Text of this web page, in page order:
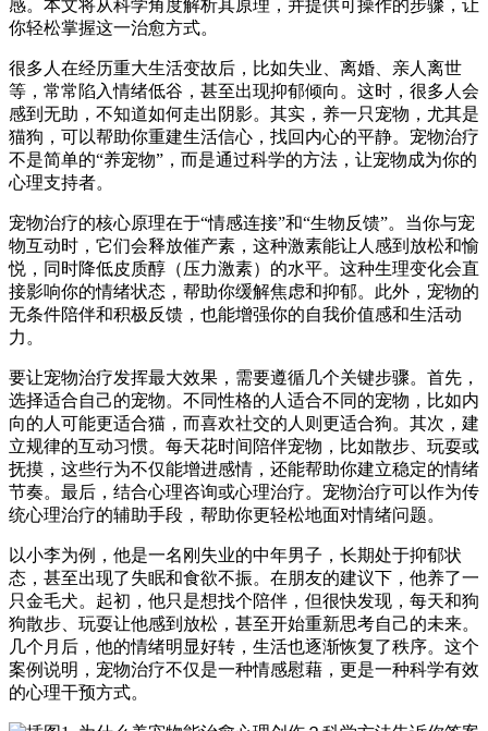
感。本文将从科学角度解析其原理，并提供可操作的步骤，让
你轻松掌握这一治愈方式。
很多人在经历重大生活变故后，比如失业、离婚、亲人离世
等，常常陷入情绪低谷，甚至出现抑郁倾向。这时，很多人会
感到无助，不知道如何走出阴影。其实，养一只宠物，尤其是
猫狗，可以帮助你重建生活信心，找回内心的平静。宠物治疗
不是简单的“养宠物”，而是通过科学的方法，让宠物成为你的
心理支持者。
宠物治疗的核心原理在于“情感连接”和“生物反馈”。当你与宠
物互动时，它们会释放催产素，这种激素能让人感到放松和愉
悦，同时降低皮质醇（压力激素）的水平。这种生理变化会直
接影响你的情绪状态，帮助你缓解焦虑和抑郁。此外，宠物的
无条件陪伴和积极反馈，也能增强你的自我价值感和生活动
力。
要让宠物治疗发挥最大效果，需要遵循几个关键步骤。首先，
选择适合自己的宠物。不同性格的人适合不同的宠物，比如内
向的人可能更适合猫，而喜欢社交的人则更适合狗。其次，建
立规律的互动习惯。每天花时间陪伴宠物，比如散步、玩耍或
抚摸，这些行为不仅能增进感情，还能帮助你建立稳定的情绪
节奏。最后，结合心理咨询或心理治疗。宠物治疗可以作为传
统心理治疗的辅助手段，帮助你更轻松地面对情绪问题。
以小李为例，他是一名刚失业的中年男子，长期处于抑郁状
态，甚至出现了失眠和食欲不振。在朋友的建议下，他养了一
只金毛犬。起初，他只是想找个陪伴，但很快发现，每天和狗
狗散步、玩耍让他感到放松，甚至开始重新思考自己的未来。
几个月后，他的情绪明显好转，生活也逐渐恢复了秩序。这个
案例说明，宠物治疗不仅是一种情感慰藉，更是一种科学有效
的心理干预方式。